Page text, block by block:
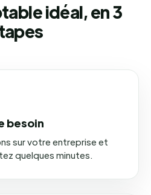
idéal, en 3
besoin
sur votre entreprise et
quelques minutes.